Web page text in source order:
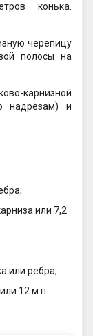
конька.
черепицу
полосы на
карнизной
надрезам) и
или 7,2
или ребра;
12 м.п.